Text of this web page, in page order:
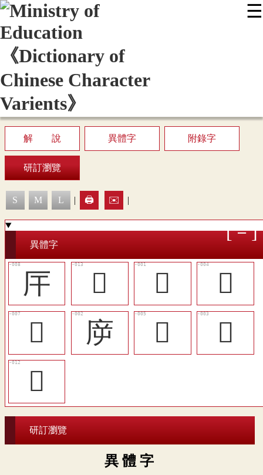
☰
Display Mode
Sitemap
解 說 異體字 附錄字
研訂瀏覽
S M L | 🖨️ ✉️ |
異體字
厈 𠨺 𠩋
󱫳
𢇛
㡿 󲡟
𤵍
󲡢
研訂瀏覽
異 體 字